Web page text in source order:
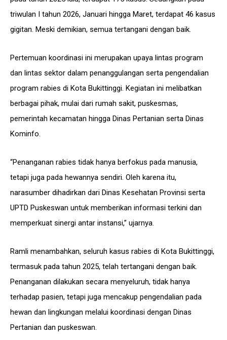
triwulan I tahun 2026, Januari hingga Maret, terdapat 46 kasus
gigitan. Meski demikian, semua tertangani dengan baik.
Pertemuan koordinasi ini merupakan upaya lintas program
dan lintas sektor dalam penanggulangan serta pengendalian
program rabies di Kota Bukittinggi. Kegiatan ini melibatkan
berbagai pihak, mulai dari rumah sakit, puskesmas,
pemerintah kecamatan hingga Dinas Pertanian serta Dinas
Kominfo.
“Penanganan rabies tidak hanya berfokus pada manusia,
tetapi juga pada hewannya sendiri. Oleh karena itu,
narasumber dihadirkan dari Dinas Kesehatan Provinsi serta
UPTD Puskeswan untuk memberikan informasi terkini dan
memperkuat sinergi antar instansi,” ujarnya.
Ramli menambahkan, seluruh kasus rabies di Kota Bukittinggi,
termasuk pada tahun 2025, telah tertangani dengan baik.
Penanganan dilakukan secara menyeluruh, tidak hanya
terhadap pasien, tetapi juga mencakup pengendalian pada
hewan dan lingkungan melalui koordinasi dengan Dinas
Pertanian dan puskeswan.